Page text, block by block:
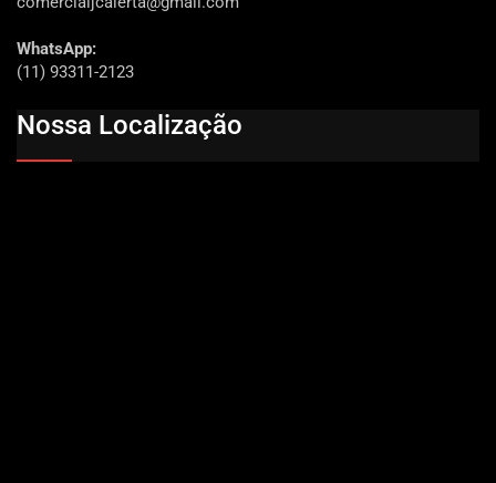
WhatsApp:
(11) 93311-2123
Nossa Localização